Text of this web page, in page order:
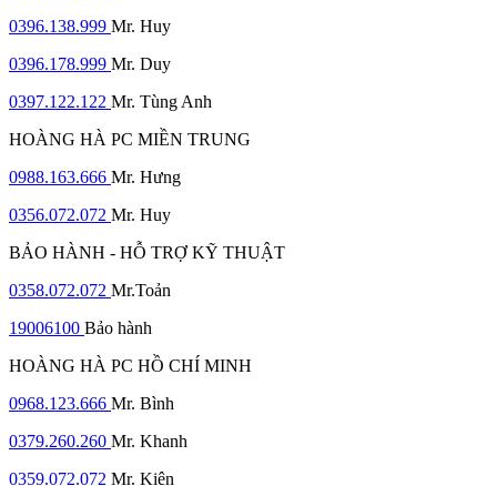
0396.138.999 Mr. Huy
0396.178.999 Mr. Duy
0397.122.122 Mr. Tùng Anh
HOÀNG HÀ PC MIỀN TRUNG
0988.163.666 Mr. Hưng
0356.072.072 Mr. Huy
BẢO HÀNH - HỖ TRỢ KỸ THUẬT
0358.072.072 Mr.Toản
19006100 Bảo hành
HOÀNG HÀ PC HỒ CHÍ MINH
0968.123.666 Mr. Bình
0379.260.260 Mr. Khanh
0359.072.072 Mr. Kiên